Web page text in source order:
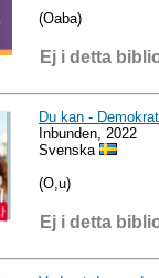
(Oaba)
Ej i detta
Du kan -
Inbunden, 2022
Svenska
(O,u)
Ej i detta